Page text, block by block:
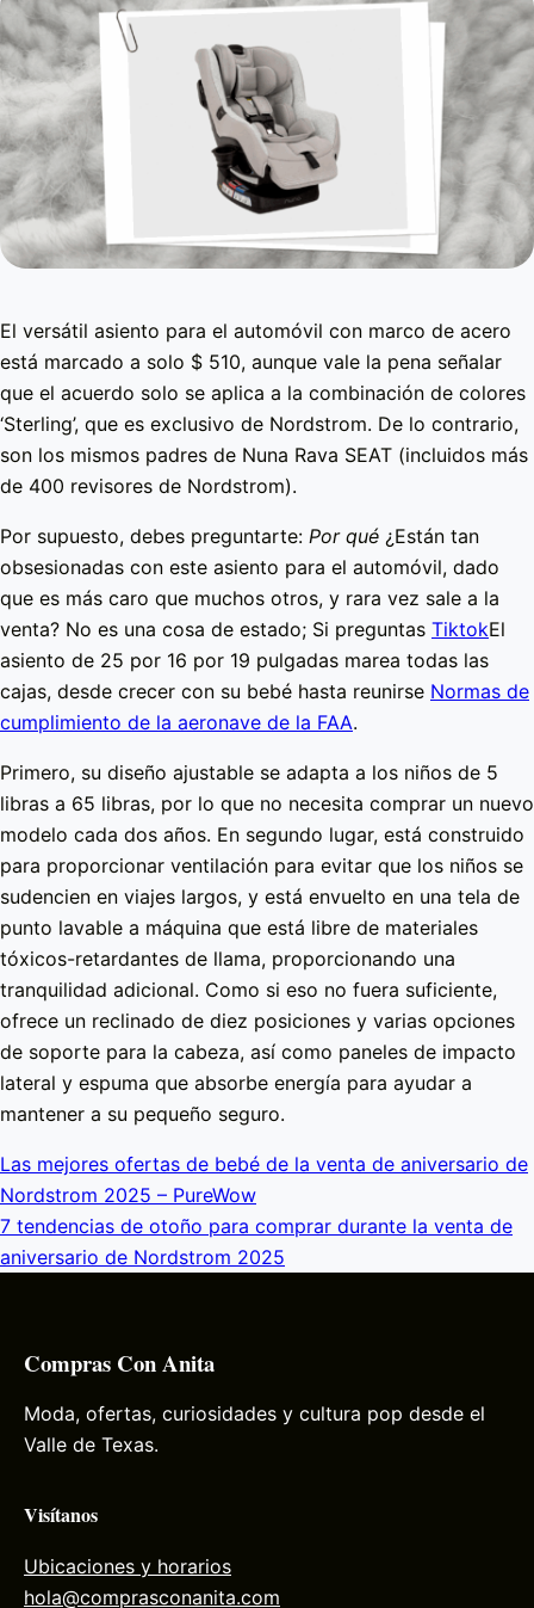
El versátil asiento para el automóvil con marco de acero
está marcado a solo $ 510, aunque vale la pena señalar
que el acuerdo solo se aplica a la combinación de colores
‘Sterling’, que es exclusivo de Nordstrom. De lo contrario,
son los mismos padres de Nuna Rava SEAT (incluidos más
de 400 revisores de Nordstrom).
Por supuesto, debes preguntarte: Por qué ¿Están tan
obsesionadas con este asiento para el automóvil, dado
que es más caro que muchos otros, y rara vez sale a la
venta? No es una cosa de estado; Si preguntas TiktokEl
asiento de 25 por 16 por 19 pulgadas marea todas las
cajas, desde crecer con su bebé hasta reunirse Normas de
cumplimiento de la aeronave de la FAA.
Primero, su diseño ajustable se adapta a los niños de 5
libras a 65 libras, por lo que no necesita comprar un nuevo
modelo cada dos años. En segundo lugar, está construido
para proporcionar ventilación para evitar que los niños se
sudencien en viajes largos, y está envuelto en una tela de
punto lavable a máquina que está libre de materiales
tóxicos-retardantes de llama, proporcionando una
tranquilidad adicional. Como si eso no fuera suficiente,
ofrece un reclinado de diez posiciones y varias opciones
de soporte para la cabeza, así como paneles de impacto
lateral y espuma que absorbe energía para ayudar a
mantener a su pequeño seguro.
Las mejores ofertas de bebé de la venta de aniversario de
Nordstrom 2025 – PureWow
7 tendencias de otoño para comprar durante la venta de
aniversario de Nordstrom 2025
Compras Con Anita
Moda, ofertas, curiosidades y cultura pop desde el
Valle de Texas.
Visítanos
Ubicaciones y horarios
hola@comprasconanita.com